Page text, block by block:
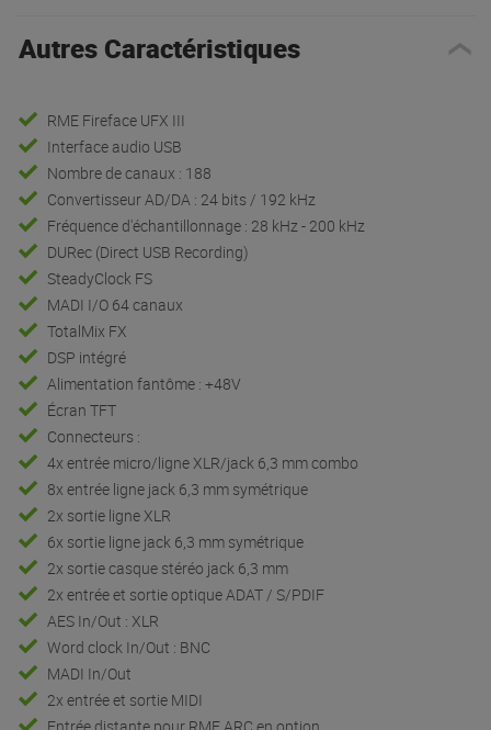
Autres Caractéristiques
RME Fireface UFX III
Interface audio USB
Nombre de canaux : 188
Convertisseur AD/DA : 24 bits / 192 kHz
Fréquence d'échantillonnage : 28 kHz - 200 kHz
DURec (Direct USB Recording)
SteadyClock FS
MADI I/O 64 canaux
TotalMix FX
DSP intégré
Alimentation fantôme : +48V
Écran TFT
Connecteurs :
4x entrée micro/ligne XLR/jack 6,3 mm combo
8x entrée ligne jack 6,3 mm symétrique
2x sortie ligne XLR
6x sortie ligne jack 6,3 mm symétrique
2x sortie casque stéréo jack 6,3 mm
2x entrée et sortie optique ADAT / S/PDIF
AES In/Out : XLR
Word clock In/Out : BNC
MADI In/Out
2x entrée et sortie MIDI